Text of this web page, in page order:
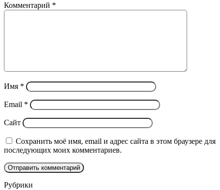
Комментарий *
Имя *
Email *
Сайт
Сохранить моё имя, email и адрес сайта в этом браузере для
последующих моих комментариев.
Рубрики